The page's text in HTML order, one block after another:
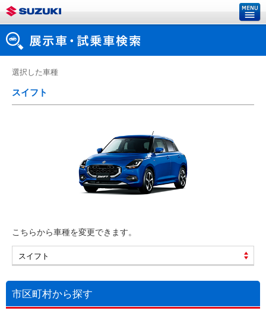
選択した車種
スイフト
こちらから車種を変更できます。
市区町村から探す